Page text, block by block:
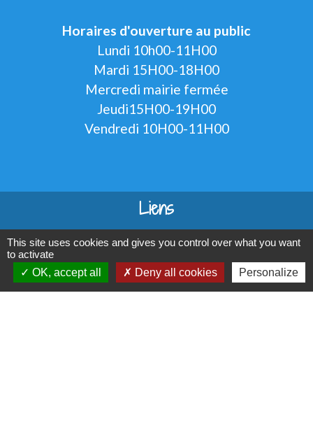
Horaires d'ouverture au public
Lundi 10h00-11H00
Mardi 15H00-18H00
Mercredi mairie fermée
Jeudi15H00-19H00
Vendredi 10H00-11H00
Liens
Oise mobilité
Agence nationale des titres sécurisés
Service Public
This site uses cookies and gives you control over what you want
to activate
OK, accept all
Deny all cookies Personalize